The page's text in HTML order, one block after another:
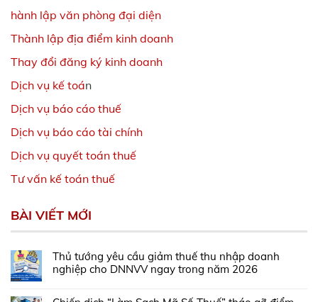
hành lập văn phòng đại diện
Thành lập địa điểm kinh doanh
Thay đổi đăng ký kinh doanh
Dịch vụ kế toán
Dịch vụ báo cáo thuế
Dịch vụ báo cáo tài chính
Dịch vụ quyết toán thuế
Tư vấn kế toán thuế
BÀI VIẾT MỚI
Thủ tướng yêu cầu giảm thuế thu nhập doanh
nghiệp cho DNNVV ngay trong năm 2026